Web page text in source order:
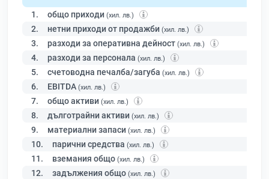
1. общо приходи (хил. лв.)
2. нетни приходи от продажби (хил. лв.)
3. разходи за оперативна дейност (хил. лв.)
4. разходи за персонала (хил. лв.)
5. счетоводна печалба/загуба (хил. лв.)
6. EBITDA (хил. лв.)
7. общо активи (хил. лв.)
8. дълготрайни активи (хил. лв.)
9. материални запаси (хил. лв.)
10. парични средства (хил. лв.)
11. вземания общо (хил. лв.)
12. задължения общо (хил. лв.)